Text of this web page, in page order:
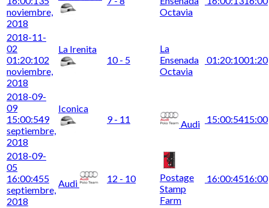
noviembre,
2018
Octavia
2018-11-
02
01:20:102
noviembre,
2018
La Irenita
10 - 5
La
Ensenada
Octavia
01:20:1001:20
2018-09-
09
15:00:549
septiembre,
2018
Iconica
9 - 11
Audi 15:00:5415:00
2018-09-
05
16:00:455
septiembre,
2018
Audi 12 - 10
Postage
Stamp
Farm
16:00:4516:00